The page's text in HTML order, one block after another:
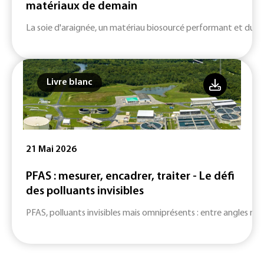
matériaux de demain
La soie d'araignée, un matériau biosourcé performant et
Livre blanc
21 Mai 2026
PFAS : mesurer, encadrer, traiter - Le défi
des polluants invisibles
PFAS, polluants invisibles mais omniprésents : entre angles